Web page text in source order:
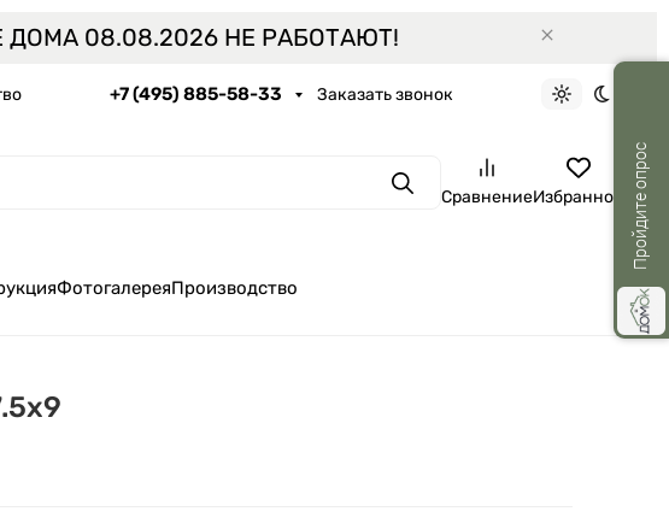
08.08.2026 НЕ РАБОТАЮТ!
+7 (495) 885-58-33 Заказать звонок
СветлаяТемная
ПоискСравнениеИзбранное
ФотогалереяПроизводство
Пройдите опрос